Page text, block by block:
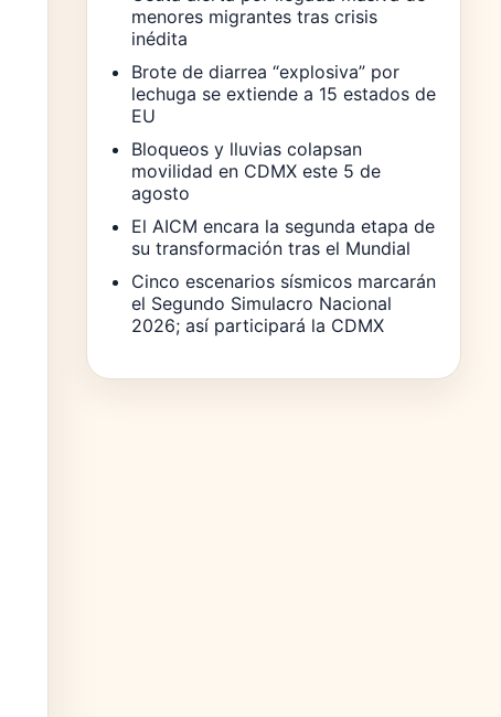
menores migrantes tras crisis
inédita
Brote de diarrea “explosiva” por
lechuga se extiende a 15 estados de
EU
Bloqueos y lluvias colapsan
movilidad en CDMX este 5 de
agosto
El AICM encara la segunda etapa de
su transformación tras el Mundial
Cinco escenarios sísmicos marcarán
el Segundo Simulacro Nacional
2026; así participará la CDMX